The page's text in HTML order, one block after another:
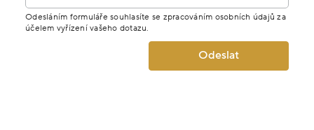
Odesláním formuláře souhlasíte se zpracováním osobních údajů za
účelem vyřízení vašeho dotazu.
Odeslat